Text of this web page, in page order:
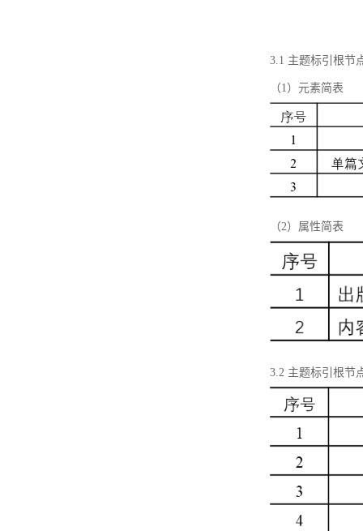
3.1 主题标引根节
（1）元素简表
（2）属性简表
3.2 主题标引根节